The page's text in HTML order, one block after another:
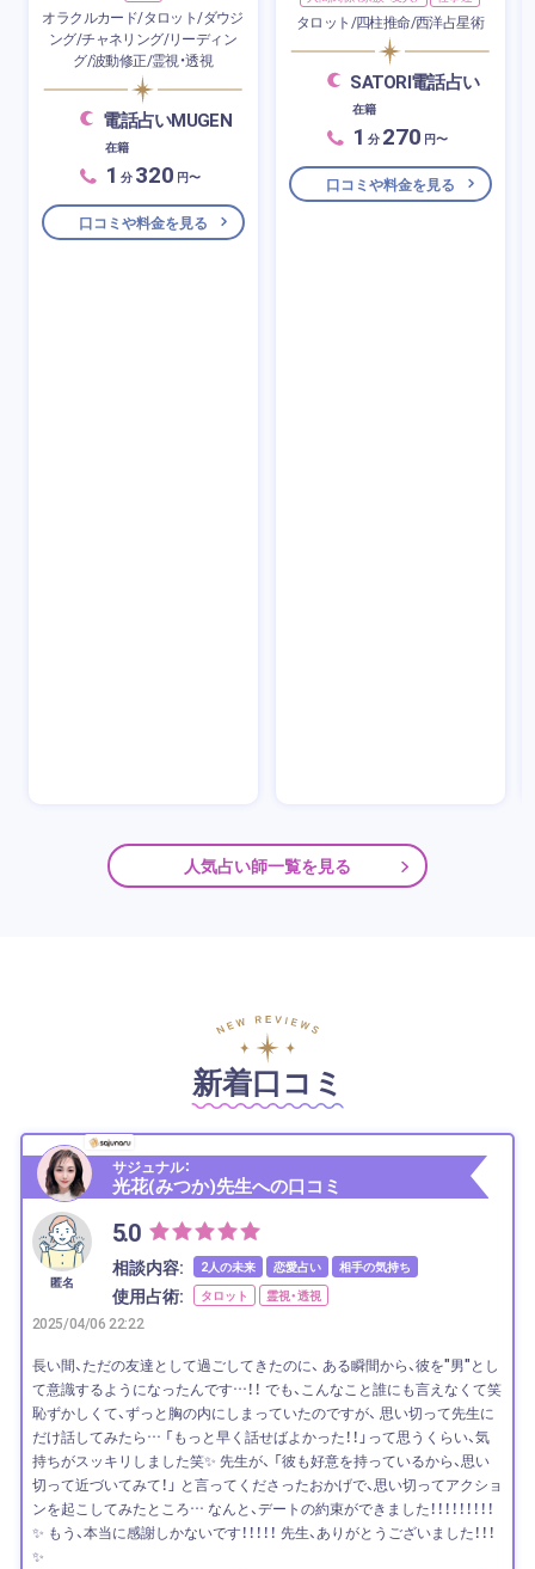
オラクルカード/タロット/ダウジ
ング/チャネリング/リーディン
グ/波動修正/霊視・透視
電話占いMUGEN
在籍
1 分 320 円〜
口コミや料金を見る
タロット/四柱推命/西洋占星術
SATORI電話占い
在籍
1 分 270 円〜
口コミや料金を見る
人気占い師一覧を見る
新着口コミ
サジュナル：
光花(みつか)先生への口コミ
匿名
5.0
相談内容: 2人の未来 恋愛占い 相手の気持ち
使用占術: タロット 霊視・透視
2025/04/06 22:22
長い間、ただの友達として過ごしてきたのに、 ある瞬間から、彼を"男"とし
て意識するようになったんです…！！ でも、こんなこと誰にも言えなくて笑
恥ずかしくて、ずっと胸の内にしまっていたのですが、 思い切って先生に
だけ話してみたら… 「もっと早く話せばよかった！！」って思うくらい、気
持ちがスッキリしました笑✨ 先生が、 「彼も好意を持っているから、思い
切って近づいてみて！」 と言ってくださったおかげで、思い切ってアクショ
ンを起こしてみたところ… なんと、デートの約束ができました！！！！！！！！！
✨ もう、本当に感謝しかないです！！！！！ 先生、ありがとうございました！！！
✨